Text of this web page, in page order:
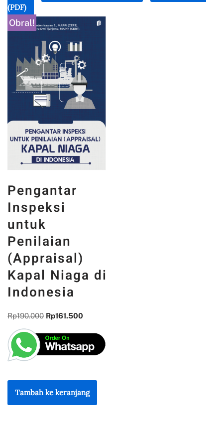
(PDF)
Obral!
Pengantar
Inspeksi
untuk
Penilaian
(Appraisal)
Kapal Niaga di
Indonesia
Rp190.000 Rp161.500
Tambah ke keranjang